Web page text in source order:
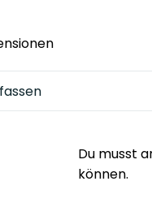
Du musst
können.